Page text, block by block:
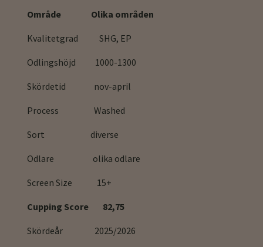
Område Olika områden
Kvalitetgrad SHG, EP
Odlingshöjd 1000-1300
Skördetid nov-april
Process Washed
Sort diverse
Odlare olika odlare
Screen Size 15+
Cupping Score 82,75
Skördeår 2025/2026